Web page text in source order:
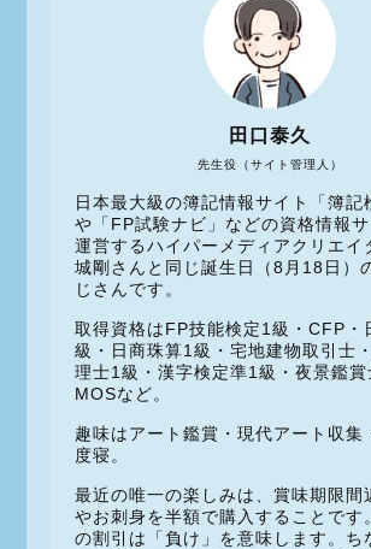
先生役（サイト管理人）
田口泰久
日本最大級の簿記情報サイト「簿記
や「FP試験ナビ」などの資格情報
運営するハイパーメディアクリエ
城剛さんと同じ誕生日（8月18日）
じさんです。
取得資格はFP技能検定1級・CFP・
級・日商珠算1級・宅地建物取引士
理士1級・漢字検定準1級・夜景鑑賞
MOSなど。
趣味はアート鑑賞・現代アート収集
度寝。
最近の唯一の楽しみは、賞味期限間
やお刺身を半額で購入することです
の割引は「負け」を意味します。ち